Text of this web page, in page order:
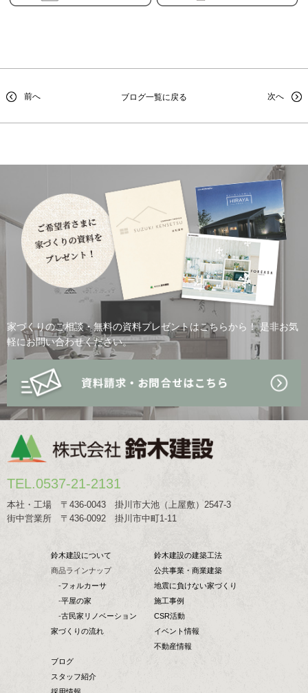
ブログ一覧に戻る
前へ 次へ
家づくりのご相談・無料の資料プレゼントはこちらから！是非お気
軽にお問い合わせください。
TEL.0537-21-2131
本社・工場 〒436-0043 掛川市大池（上屋敷）2547-3
街中営業所 〒436-0092 掛川市中町1-11
鈴木建設について
商品ラインナップ
-フォルカーサ
-平屋の家
-古民家リノベーション
家づくりの流れ
鈴木建設の建築工法
公共事業・商業建築
地震に負けない家づくり
施工事例
CSR活動
イベント情報
不動産情報
ブログ
スタッフ紹介